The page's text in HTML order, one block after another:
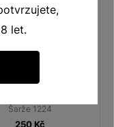
archivní vína
Šarže 1224
250 Kč
let.